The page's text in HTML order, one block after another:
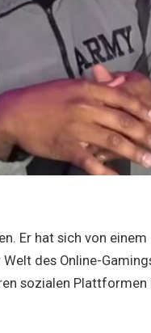
Er hat sich von einem
des Online-
sozialen Plattformen